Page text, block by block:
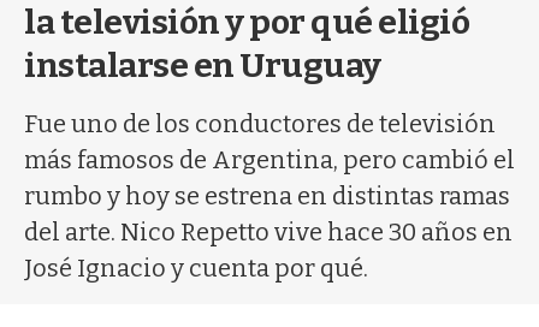
la televisión y por qué eligió
instalarse en Uruguay
Fue uno de los conductores de televisión
más famosos de Argentina, pero cambió el
rumbo y hoy se estrena en distintas ramas
del arte. Nico Repetto vive hace 30 años en
José Ignacio y cuenta por qué.